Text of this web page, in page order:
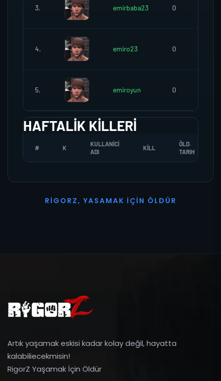
3. emirbaba23 0
4. emiro23 0
5. emiroyun 0
HAFTALIK KILLERI
# K
KULLANICI
ADI
KILL
ÖLD.
TARIH
R I G O R Z, YASAMAK İ ÇI N Ö L D Ü R
Artık yaşamak eskisi kadar kolay değil, hayatta
kalabiliecekmisin!
RigorZ Yaşamak İçin Öldür